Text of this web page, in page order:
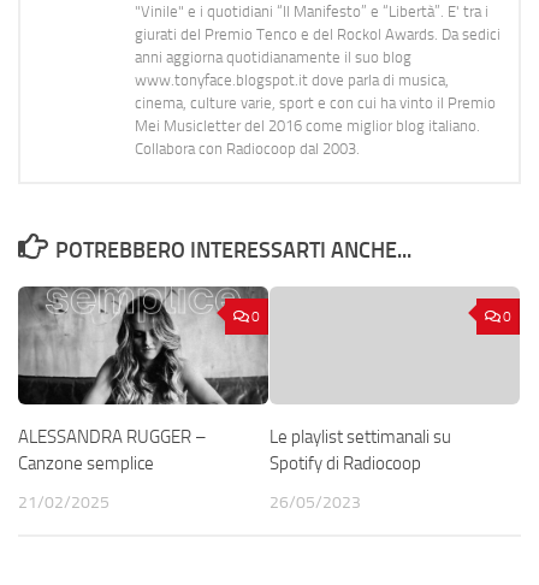
"Vinile" e i quotidiani “Il Manifesto” e “Libertà”. E' tra i
giurati del Premio Tenco e del Rockol Awards. Da sedici
anni aggiorna quotidianamente il suo blog
www.tonyface.blogspot.it dove parla di musica,
cinema, culture varie, sport e con cui ha vinto il Premio
Mei Musicletter del 2016 come miglior blog italiano.
Collabora con Radiocoop dal 2003.
POTREBBERO INTERESSARTI ANCHE...
0
ALESSANDRA RUGGER –
Canzone semplice
21/02/2025
0
Le playlist settimanali su
Spotify di Radiocoop
26/05/2023